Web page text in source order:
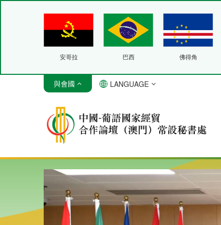
安哥拉 巴西 佛得角
與會國 LANGUAGE